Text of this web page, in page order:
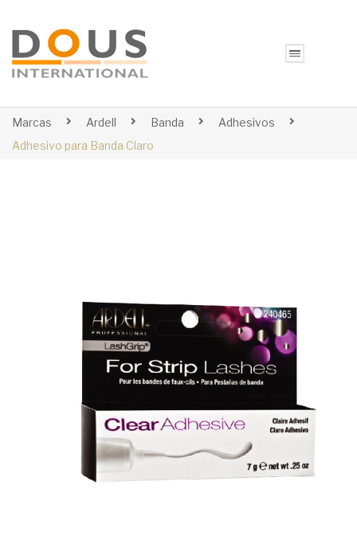
Marcas Ardell Banda
Adhesivos
Adhesivo para Banda Claro